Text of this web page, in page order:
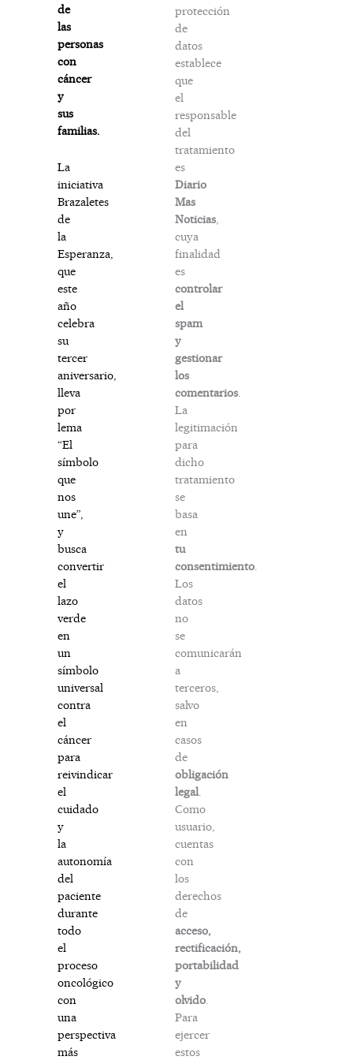
de
las
personas
con
cáncer
y
sus
familias.
La
iniciativa
Brazaletes
de
la
Esperanza,
que
este
año
celebra
su
tercer
aniversario,
lleva
por
lema
“El
símbolo
que
nos
une”,
y
busca
convertir
el
lazo
verde
en
un
símbolo
universal
contra
el
cáncer
para
reivindicar
el
cuidado
y
la
autonomía
del
paciente
durante
todo
el
proceso
oncológico
con
una
perspectiva
más
protección
de
datos
establece
que
el
responsable
del
tratamiento
es
Diario
Mas
Noticias,
cuya
finalidad
es
controlar
el
spam
y
gestionar
los
comentarios.
La
legitimación
para
dicho
tratamiento
se
basa
en
tu
consentimiento.
Los
datos
no
se
comunicarán
a
terceros,
salvo
en
casos
de
obligación
legal.
Como
usuario,
cuentas
con
los
derechos
de
acceso,
rectificación,
portabilidad
y
olvido.
Para
ejercer
estos